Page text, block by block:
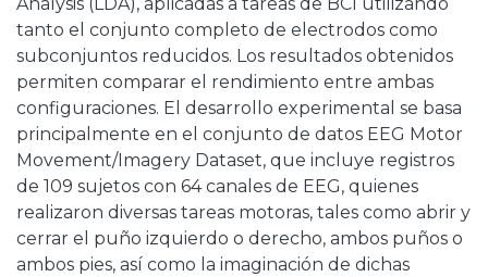
tanto el conjunto completo de electrodos como
subconjuntos reducidos. Los resultados obtenidos
permiten comparar el rendimiento entre ambas
configuraciones. El desarrollo experimental se basa
principalmente en el conjunto de datos EEG Motor
Movement/Imagery Dataset, que incluye registros
de 109 sujetos con 64 canales de EEG, quienes
realizaron diversas tareas motoras, tales como abrir y
cerrar el puño izquierdo o derecho, ambos puños o
ambos pies, así como la imaginación de dichas